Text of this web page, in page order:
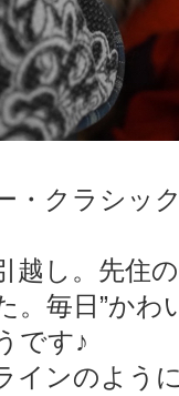
・クラシッ
越し。先住
。毎日”かわ
です♪
インのよう